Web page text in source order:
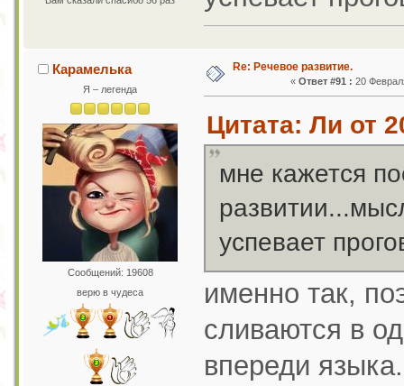
Карамелька
Я – легенда
Сообщений: 19608
верю в чудеса
Re: Речевое развитие.
« Ответ #91 : 20
Цитата: Ли от
мне кажется
успевает
именно так,
сливаются в
впереди